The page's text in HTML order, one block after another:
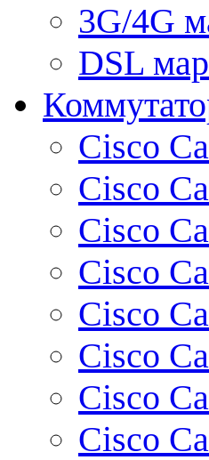
3G/4G
DSL
Cisco
Cisco
Cisco
Cisco
Cisco
Cisco
Cisco
Cisco